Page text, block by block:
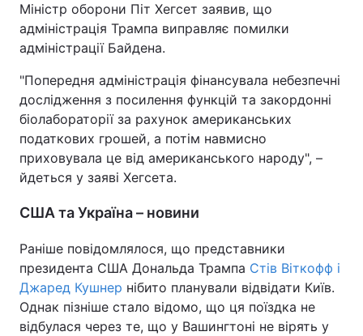
Міністр оборони Піт Хегсет заявив, що
адміністрація Трампа виправляє помилки
адміністрації Байдена.
"Попередня адміністрація фінансувала небезпечні
дослідження з посилення функцій та закордонні
біолабораторії за рахунок американських
податкових грошей, а потім навмисно
приховувала це від американського народу", –
йдеться у заяві Хегсета.
США та Україна – новини
Раніше повідомлялося, що представники
президента США Дональда Трампа Стів Віткофф і
Джаред Кушнер нібито планували відвідати Київ.
Однак пізніше стало відомо, що ця поїздка не
відбулася через те, що у Вашингтоні не вірять у